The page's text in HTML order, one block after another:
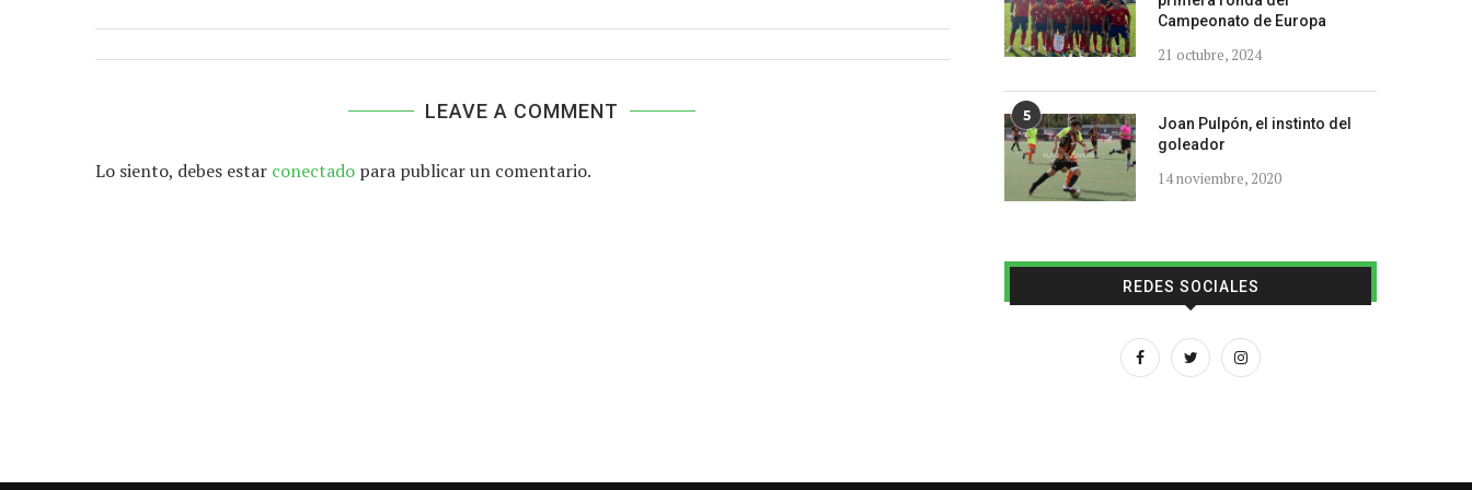
LEAVE A COMMENT
Lo siento, debes estar conectado para publicar un comentario.
Campeonato de Europa
21 octubre, 2024
5
Joan Pulpón, el instinto del
goleador
14 noviembre, 2020
REDES SOCIALES